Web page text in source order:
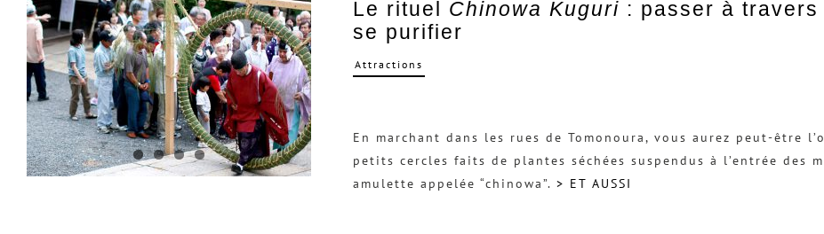
Le rituel Chinowa Kuguri : passer à
se purifier
Attractions
En marchant dans les rues de Tomonoura, vous aurez peut-être
petits cercles faits de plantes séchées suspendus à l’entrée des
amulette appelée “chinowa”. > ET AUSSI